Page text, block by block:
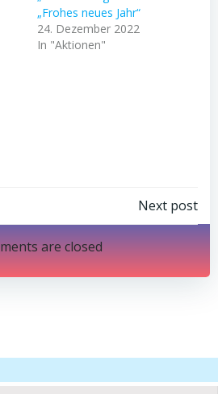
„Frohes neues Jahr“
24. Dezember 2022
In "Aktionen"
Post
navigation
Next post
are closed